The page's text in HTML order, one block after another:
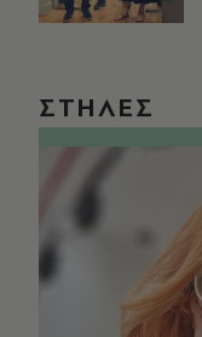
ΣΤΗΛΕΣ